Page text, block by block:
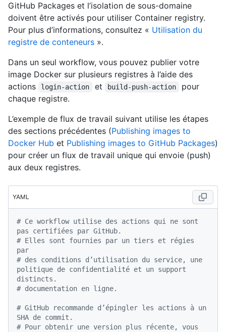
GitHub Packages et l’isolation de sous-domaine
doivent être activés pour utiliser Container registry.
Pour plus d’informations, consultez « Utilisation du
registre de conteneurs ».
Dans un seul workflow, vous pouvez publier votre
image Docker sur plusieurs registres à l’aide des
actions
login-action et build-push-action
pour
chaque registre.
L’exemple de flux de travail suivant utilise les étapes
des sections précédentes (Publishing images to
Docker Hub et Publishing images to GitHub Packages)
pour créer un flux de travail unique qui envoie (push)
aux deux registres.
YAML
# Ce workflow utilise des actions qui ne sont
pas certifiées par GitHub.
# Elles sont fournies par un tiers et régies
par
# des conditions d’utilisation du service, une
politique de confidentialité et un support
distincts.
# documentation en ligne.
# GitHub recommande d’épingler les actions à un
SHA de commit.
# Pour obtenir une version plus récente, vous